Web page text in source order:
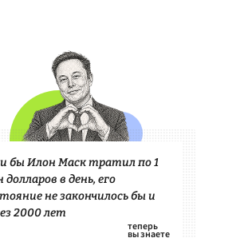
бы Илон Маск тратил по 1
долларов в день, его
не закончилось бы и
2000 лет